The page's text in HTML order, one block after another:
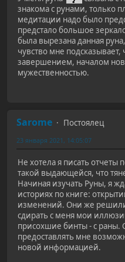
знакома с рунами, только
медитации надо было
предстало большое
была вырезана данная
чувство мне подсказывает,
завершением, началом
мужественностью.
Sarome
Постоялец
23 января 2021, 14:05:07
Не хотела я писать отчеты
такой выдающейся, что
Начиная изучать Руны, я
историях по книге:
изменений. Они же
сдирать с меня мои
присохшие бинты - с раны.
предоставлять мне
новой информацией.